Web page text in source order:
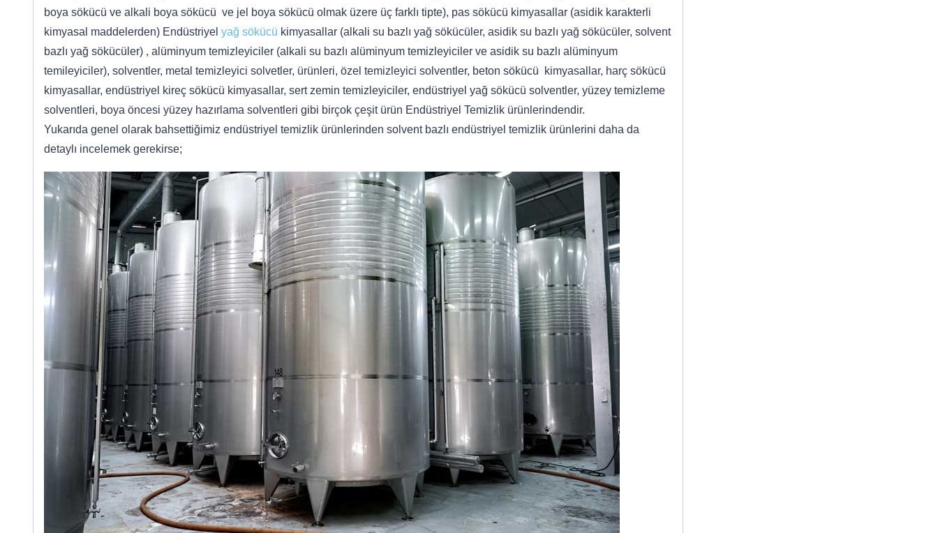
boya sökücü ve alkali boya sökücü ve jel boya sökücü olmak üzere üç farklı tipte), pas sökücü kimyasallar (asidik karakterli
kimyasal maddelerden) Endüstriyel yağ sökücü kimyasallar (alkali su bazlı yağ sökücüler, asidik su bazlı yağ sökücüler, solvent
bazlı yağ sökücüler) , alüminyum temizleyiciler (alkali su bazlı alüminyum temizleyiciler ve asidik su bazlı alüminyum
temileyiciler), solventler, metal temizleyici solvetler, ürünleri, özel temizleyici solventler, beton sökücü kimyasallar, harç sökücü
kimyasallar, endüstriyel kireç sökücü kimyasallar, sert zemin temizleyiciler, endüstriyel yağ sökücü solventler, yüzey temizleme
solventleri, boya öncesi yüzey hazırlama solventleri gibi birçok çeşit ürün Endüstriyel Temizlik ürünlerindendir.
Yukarıda genel olarak bahsettiğimiz endüstriyel temizlik ürünlerinden solvent bazlı endüstriyel temizlik ürünlerini daha da
detaylı incelemek gerekirse;